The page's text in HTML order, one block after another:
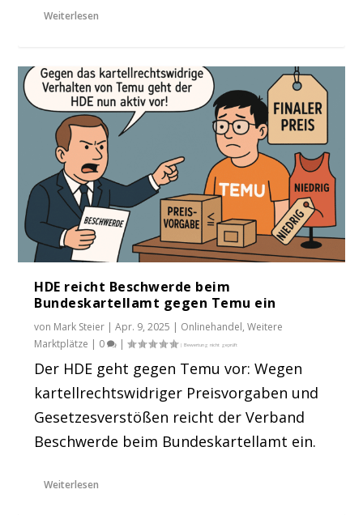
Weiterlesen
HDE reicht Beschwerde beim
Bundeskartellamt gegen Temu ein
von Mark Steier |Apr. 9, 2025 | Onlinehandel,Weitere
Marktplätze | 0 |
Der HDE geht gegen Temu vor: Wegen
kartellrechtswidriger Preisvorgaben und
Gesetzesverstößen reicht der Verband
Beschwerde beim Bundeskartellamt ein.
Weiterlesen